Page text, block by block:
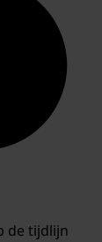
de tijdlijn